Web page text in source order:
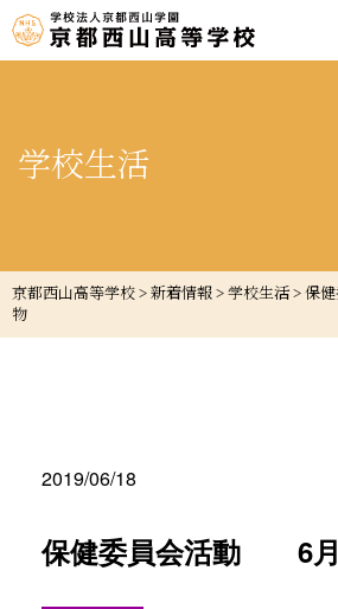
学校生活
京都西山高等学校 > 新着情報 > 学校生活> 保
物
2019/06/18
保健委員会活動 6月